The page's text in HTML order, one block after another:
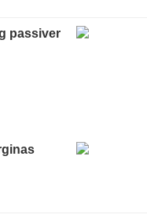
passiver